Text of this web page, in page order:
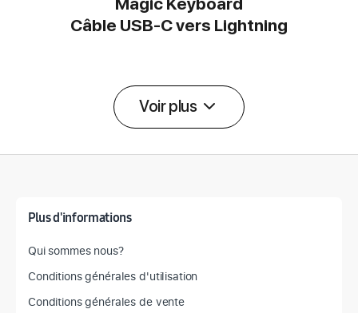
mettre au travail sans attendre. Et il
est livré avec un câble tissé USB‑C
branchant sur le port USB‑C de votre
Mac.
Câble USB‑C vers Lightning
Voir plus
Plus d'informations
Qui sommes nous?
Conditions générales d'utilisation
Conditions générales de vente